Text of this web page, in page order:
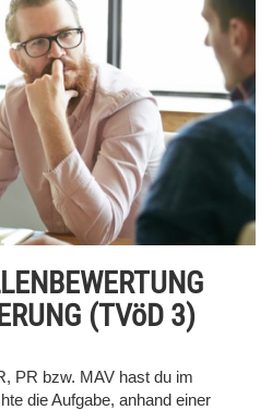
(TVöD 3)
PR bzw. MAV hast du im
die Aufgabe, anhand einer